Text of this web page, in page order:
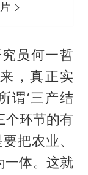
员何一哲
，真正实
谓‘三产结
个环节的有
把农业、
一体。这就